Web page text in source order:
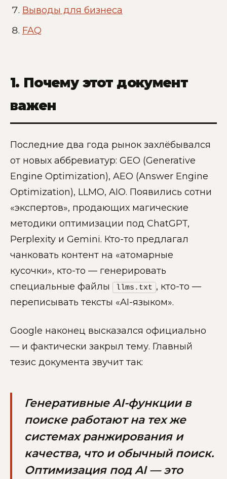
Выводы для бизнеса
FAQ
1. Почему этот документ
важен
Последние два года рынок захлёбывался
от новых аббревиатур: GEO (Generative
Engine Optimization), AEO (Answer Engine
Optimization), LLMO, AIO. Появились сотни
«экспертов», продающих магические
методики оптимизации под ChatGPT,
Perplexity и Gemini. Кто-то предлагал
чанковать контент на «атомарные
кусочки», кто-то — генерировать
специальные файлы
llms.txt , кто-то —
переписывать тексты «AI-языком».
Google наконец высказался официально
— и фактически закрыл тему. Главный
тезис документа звучит так:
Генеративные AI-функции в
поиске работают на тех же
системах ранжирования и
качества, что и обычный поиск.
Оптимизация под AI — это